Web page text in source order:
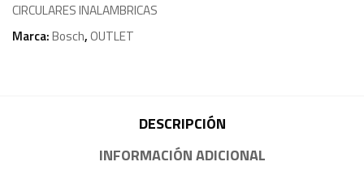
CIRCULARES INALAMBRICAS
Marca:Bosch,OUTLET
DESCRIPCIÓN
INFORMACIÓN ADICIONAL